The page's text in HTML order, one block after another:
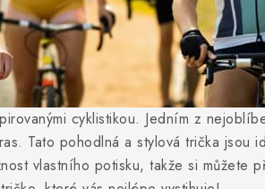
cyklistikou. Jedním z
Tato pohodlná a stylová trička
vlastního potisku, takže si můžete